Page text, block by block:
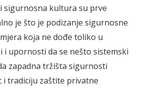
sigurnosna kultura su prve
je što je podizanje sigurnosne
koja ne dođe toliko u
i upornosti da se nešto sistemski
zapadna tržišta sigurnosti
i tradiciju zaštite privatne